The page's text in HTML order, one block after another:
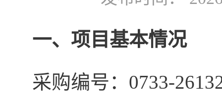
一、项目基本情况
采购编号： 0733-